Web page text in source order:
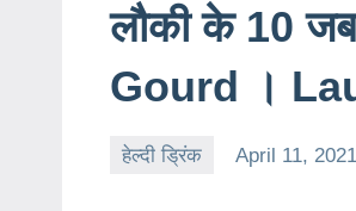
लौकी के 10
Gourd ।
हेल्दी ड्रिंक April 11, 2021